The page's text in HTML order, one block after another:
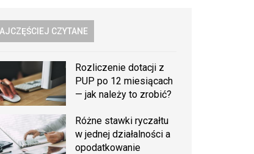
CZYTANE
Rozliczenie dotacji z
PUP po 12 miesiącach
— jak należy to zrobić?
Różne stawki ryczałtu
w jednej działalności a
opodatkowanie